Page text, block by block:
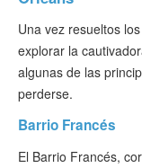
Una vez resueltos
explorar la
algunas de las
perderse.
Barrio Francés
El Barrio Francés,